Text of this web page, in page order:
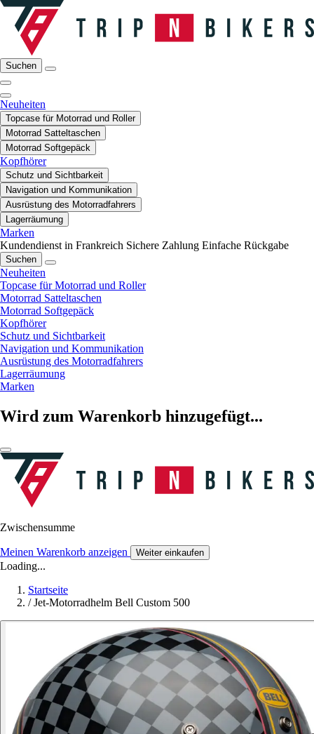
Suchen
Neuheiten
Topcase für Motorrad und Roller
Motorrad Satteltaschen
Motorrad Softgepäck
Kopfhörer
Schutz und Sichtbarkeit
Navigation und Kommunikation
Ausrüstung des Motorradfahrers
Lagerräumung
Marken
Kundendienst in Frankreich Sichere Zahlung Einfache Rückgabe
Suchen
Neuheiten
Topcase für Motorrad und Roller
Motorrad Satteltaschen
Motorrad Softgepäck
Kopfhörer
Schutz und Sichtbarkeit
Navigation und Kommunikation
Ausrüstung des Motorradfahrers
Lagerräumung
Marken
Wird zum Warenkorb hinzugefügt...
Zwischensumme
Meinen Warenkorb anzeigen Weiter einkaufen
Loading...
Startseite
/ Jet-Motorradhelm Bell Custom 500